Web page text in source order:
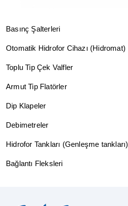
Basınç Şalterleri
Otomatik Hidrofor Cihazı (Hidromat)
Toplu Tip Çek Valfler
Armut Tip Flatörler
Dip Klapeler
Debimetreler
Hidrofor Tankları (Genleşme tankları)
Bağlantı Fleksleri